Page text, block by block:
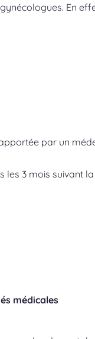
En
par un
les 3 mois suivant
médicales